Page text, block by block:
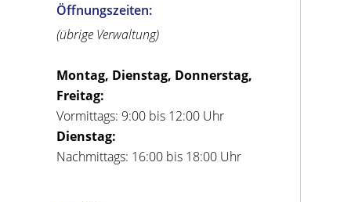
Öffnungszeiten:
(übrige Verwaltung)
Montag, Dienstag, Donnerstag,
Freitag:
Vormittags: 9:00 bis 12:00 Uhr
Dienstag:
Nachmittags: 16:00 bis 18:00 Uhr